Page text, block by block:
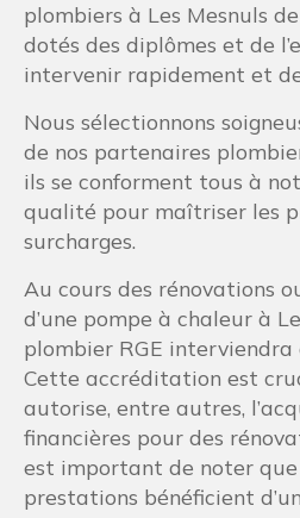
plombiers à Les Mesnuls
dotés des diplômes et de
intervenir rapidement et
Nous sélectionnons
de nos partenaires
ils se conforment tous à
qualité pour maîtriser les
surcharges.
Au cours des rénovations
d’une pompe à chaleur à
plombier RGE
Cette accréditation est
autorise, entre autres,
financières pour des
est important de noter que
prestations bénéficient